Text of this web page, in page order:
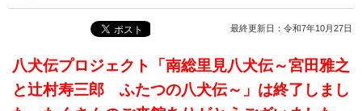
最終更新日：令和7年10月27日
八犬伝プロジェクト「南総里見八犬伝～宮田雅之
と辻村寿三郎 ふたつの八犬伝～」は終了しまし